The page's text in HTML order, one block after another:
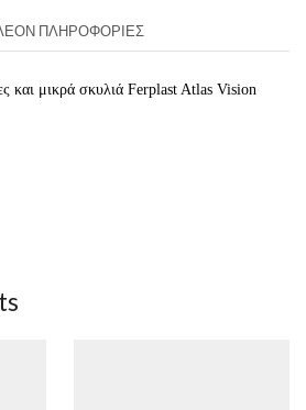
ΠΛΗΡΟΦΟΡΊΕΣ
και μικρά σκυλιά Ferplast Atlas Vision